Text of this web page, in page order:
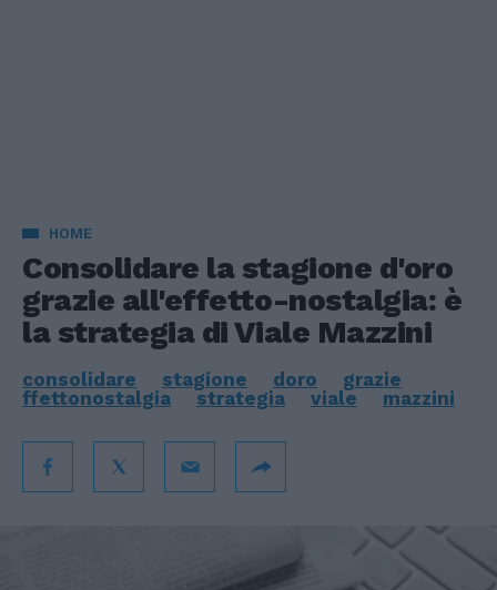
HOME
Consolidare la stagione d'oro
grazie all'effetto-nostalgia: è
la strategia di Viale Mazzini
consolidare stagione doro
grazie
ffettonostalgia
strategia viale mazzini